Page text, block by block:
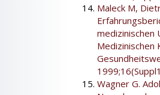
Maleck M,
medizinischen
Medizinischen
Wagner G.